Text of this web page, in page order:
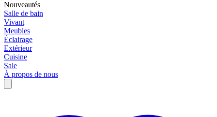
Nouveautés
Salle de bain
Vivant
Meubles
Éclairage
Extérieur
Cuisine
Sale
À propos de nous